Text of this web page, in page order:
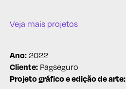
Veja mais projetos
Ano:2022
Cliente: Pagseguro
Projeto gráfico e edição de arte: